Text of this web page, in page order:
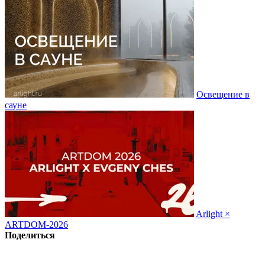
Освещение в
сауне
Arlight ×
ARTDOM-2026
Поделиться